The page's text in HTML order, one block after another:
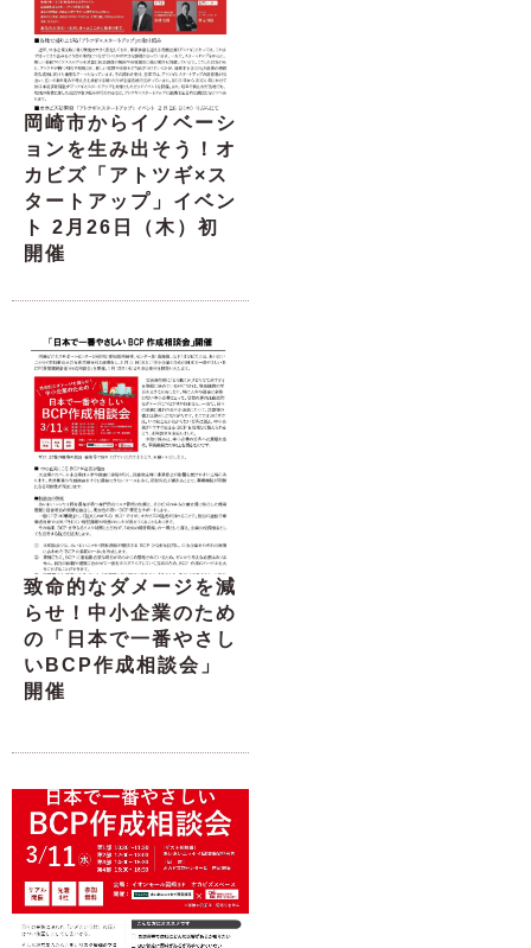
岡崎市からイノベーシ
ョンを生み出そう！オ
カビズ「アトツギ×ス
タートアップ」イベン
ト 2月26日（木）初
開催
致命的なダメージを減
らせ！中小企業のため
の「日本で一番やさし
いBCP作成相談会」
開催